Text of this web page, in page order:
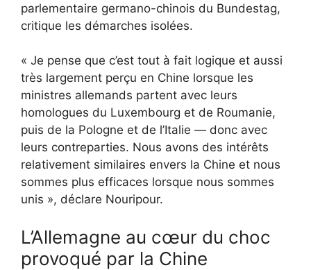
parlementaire germano-chinois du Bundestag,
critique les démarches isolées.
« Je pense que c’est tout à fait logique et aussi
très largement perçu en Chine lorsque les
ministres allemands partent avec leurs
homologues du Luxembourg et de Roumanie,
puis de la Pologne et de l’Italie — donc avec
leurs contreparties. Nous avons des intérêts
relativement similaires envers la Chine et nous
sommes plus efficaces lorsque nous sommes
unis », déclare Nouripour.
L’Allemagne au cœur du choc
provoqué par la Chine